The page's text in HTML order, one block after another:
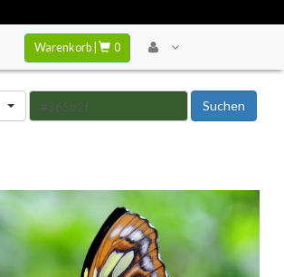
Warenkorb | 0
Suchen